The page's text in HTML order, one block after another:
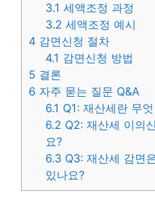
3.1 세액조정 과정
3.2 세액조정 예시
4 감면신청 절차
4.1 감면신청 방법
5 결론
6 자주 묻는 질문 Q&A
6.1 Q1: 재산세란 무
6.2 Q2: 재산세 이의
요?
6.3 Q3: 재산세 감면
있나요?